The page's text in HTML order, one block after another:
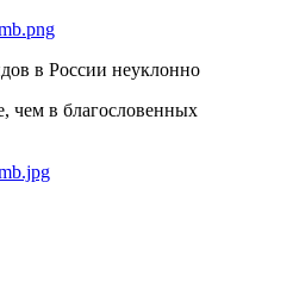
в России неуклонно
чем в благословенных